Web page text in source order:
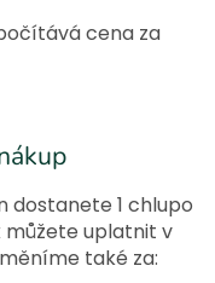
cena za
dostanete 1 chlupo
můžete uplatnit v
také za: